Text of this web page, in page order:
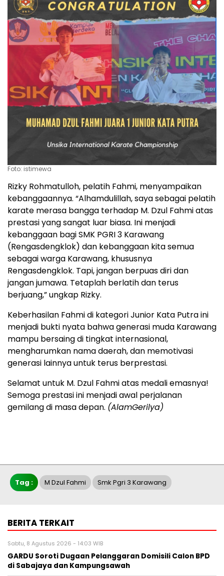
Foto: istimewa
Rizky Rohmatulloh, pelatih Fahmi, menyampaikan
kebanggaannya. “Alhamdulillah, saya sebagai pelatih
karate merasa bangga terhadap M. Dzul Fahmi atas
prestasi yang sangat luar biasa. Ini menjadi
kebanggaan bagi SMK PGRI 3 Karawang
(Rengasdengklok) dan kebanggaan kita semua
sebagai warga Karawang, khususnya
Rengasdengklok. Tapi, jangan berpuas diri dan
jangan jumawa. Tetaplah berlatih dan terus
berjuang,” ungkap Rizky.
Keberhasilan Fahmi di kategori Junior Kata Putra ini
menjadi bukti nyata bahwa generasi muda Karawang
mampu bersaing di tingkat internasional,
mengharumkan nama daerah, dan memotivasi
generasi lainnya untuk terus berprestasi.
Selamat untuk M. Dzul Fahmi atas medali emasnya!
Semoga prestasi ini menjadi awal perjalanan
gemilang di masa depan. (AlamGerilya)
Tag : M Dzul Fahmi Smk Pgri 3 Karawang
BERITA TERKAIT
Sabtu, 8 Agustus 2026 - 14:03 WIB
GARDU Soroti Dugaan Pelanggaran Domisili Calon BPD
di Sabajaya dan Kampungsawah